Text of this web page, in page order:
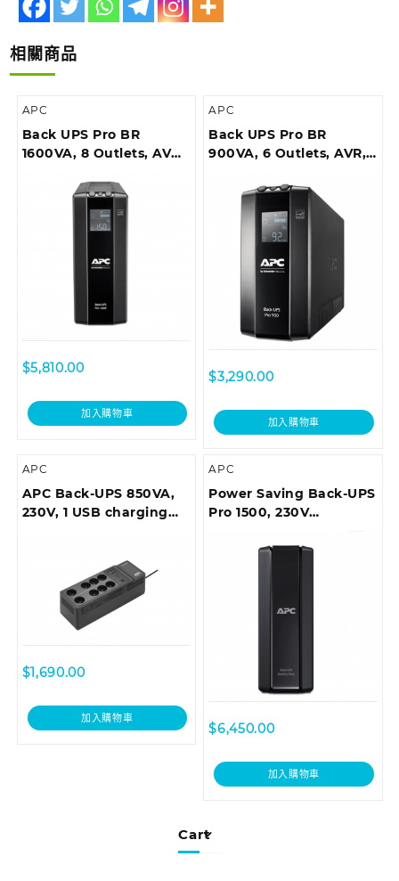
Cart
相關商品
APC
Back UPS Pro BR
1600VA, 8 Outlets, AVR,
$5,810.00
加入購物車
APC
Back UPS Pro BR
900VA, 6 Outlets, AVR,
$3,290.00
加入購物車
APC
APC Back-UPS 850VA,
230V, 1 USB charging
$1,690.00
加入購物車
APC
Power Saving Back-UPS
Pro 1500, 230V
BR24BPG)
$6,450.00
加入購物車